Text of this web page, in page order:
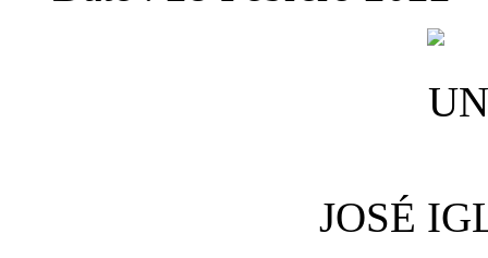
JOSÉ